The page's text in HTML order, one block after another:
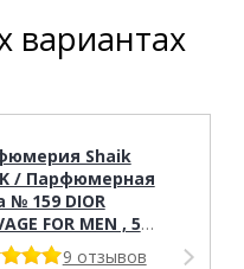
вариантах
Shaik
/ Парфюмерная
№ 159 DIOR
FOR MEN , 50
9 отзывов